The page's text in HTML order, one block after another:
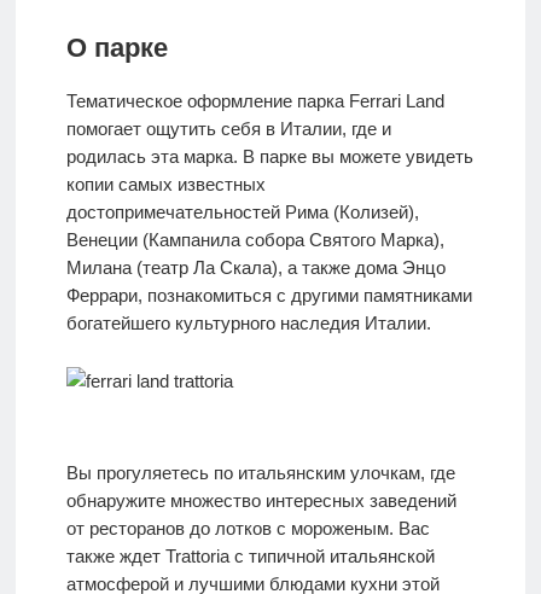
О парке
Тематическое оформление парка Ferrari Land
помогает ощутить себя в Италии, где и
родилась эта марка. В парке вы можете увидеть
копии самых известных
достопримечательностей Рима (Колизей),
Венеции (Кампанила собора Святого Марка),
Милана (театр Ла Скала), а также дома Энцо
Феррари, познакомиться с другими памятниками
богатейшего культурного наследия Италии.
Вы прогуляетесь по итальянским улочкам, где
обнаружите множество интересных заведений
от ресторанов до лотков с мороженым. Вас
также ждет Trattoria с типичной итальянской
атмосферой и лучшими блюдами кухни этой